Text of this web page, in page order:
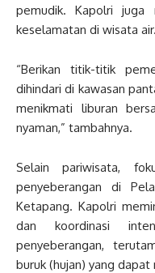
pemudik. Kapolri juga
keselamatan di wisata air.
“Berikan titik-titik
dihindari di kawasan
menikmati liburan
nyaman,” tambahnya.
Selain pariwisata,
penyeberangan di
Ketapang. Kapolri
dan koordinasi
penyeberangan,
buruk (hujan) yang